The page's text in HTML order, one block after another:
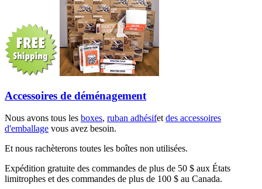
Accessoires de déménagement
Nous avons tous les boxes, ruban adhésifetdes accessoires
d'emballage vous avez besoin.
Et nous rachèterons toutes les boîtes non utilisées.
Expédition gratuite des commandes de plus de 50 $ aux États
limitrophes et des commandes de plus de 100 $ au Canada.